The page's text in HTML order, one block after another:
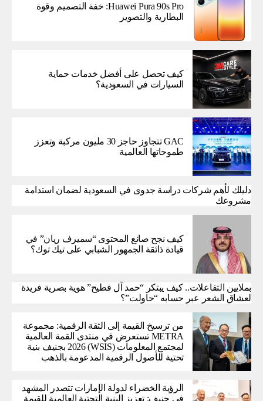
Huawei Pura 90s Pro: خفة التصميم وقوة
البطارية والتصوير
كيف تحصل على أفضل خدمات حماية
السيارات في السعودية؟
GAC تتجاوز حاجز 30 مليون مركبة وتعزز
طموحاتها العالمية
دليلك لأهم شركات دراسة جدوى في السعودية لضمان استدامة
مشروعك
كيف نجح صانع المحتوى “سميرف ريان” في
قيادة ذائقة الجمهور الشبابي على تيك توك؟
بملايين التفاعلات.. كيف يبتكر “حمد آل فطيح” هوية بصرية فريدة
لعشاق الشعر عبر حسابه “حاولت”؟
من ترسيخ القيمة إلى الثقة الرقمية: مجموعة
METRA تستعرض في منتدى القمة العالمية
لمجتمع المعلومات (WSIS) 2026 بجنيف بنية
تحتية للأصول الرقمية المدعومة بالذهب
الرؤية الخضراء لدولة الإمارات تتصدر المشهد
في جنيف: تعزيز البنية التحتية العالمية للقيمة